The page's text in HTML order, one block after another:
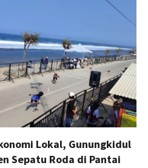
Lokal, Gunungkidul
Sepatu Roda di Pantai